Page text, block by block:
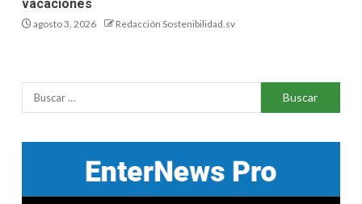
vacaciones
agosto 3, 2026 Redacción Sostenibilidad.sv